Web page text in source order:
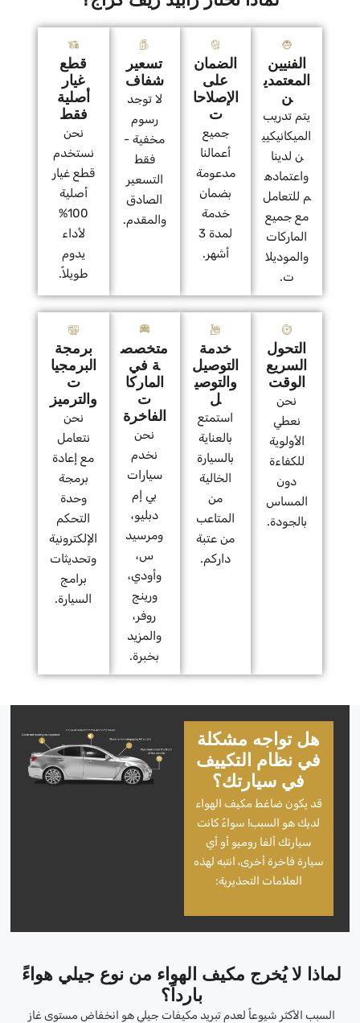
الفنيين
المعتمدي
ن
يتم تدريب
الميكانيكيي
ن لدينا
واعتماده
م للتعامل
مع جميع
الماركات
والموديلا
ت.
الضمان
على
الإصلاحا
ت
جميع
أعمالنا
مدعومة
بضمان
خدمة
لمدة 3
أشهر.
تسعير
شفاف
لا توجد
رسوم
مخفية -
فقط
التسعير
الصادق
والمقدم.
قطع
غيار
أصلية
فقط
نحن
نستخدم
قطع غيار
أصلية
100%
لأداء
يدوم
طويلاً.
التحول
السريع
الوقت
نحن
نعطي
الأولوية
للكفاءة
دون
المساس
بالجودة.
خدمة
التوصيل
والتوصي
ل
استمتع
بالعناية
بالسيارة
الخالية
من
المتاعب
من عتبة
داركم.
متخصص
ة في
الماركا
ت
الفاخرة
نحن
نخدم
سيارات
بي إم
دبليو،
ومرسيد
س،
وأودي،
ورينج
روفر،
والمزيد
بخبرة.
برمجة
البرمجيا
ت
والترميز
نحن
نتعامل
مع إعادة
برمجة
وحدة
التحكم
الإلكترونية
وتحديثات
برامج
السيارة.
هل تواجه مشكلة
في نظام التكييف
في سيارتك؟
قد يكون ضاغط مكيف الهواء
لديك هو السبب! سواءً كانت
سيارتك ألفا روميو أو أي
سيارة فاخرة أخرى، انتبه لهذه
العلامات التحذيرية:
لماذا لا يُخرج مكيف الهواء من نوع جيلي هواءً
بارداً؟
السبب الأكثر شيوعاً لعدم تبريد مكيفات جيلي هو انخفاض مستوى غاز